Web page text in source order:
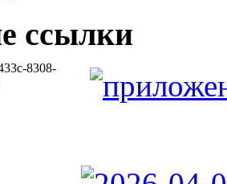
ссылки